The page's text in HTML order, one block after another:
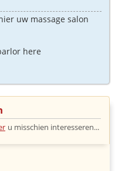
uw massage salon
here
u misschien interesseren...